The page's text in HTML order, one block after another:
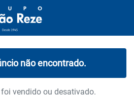
não encontrado.
vendido ou desativado.